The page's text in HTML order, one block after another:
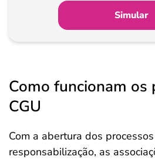
Simular
Como funcionam os
CGU
Com a abertura dos
responsabilização, as